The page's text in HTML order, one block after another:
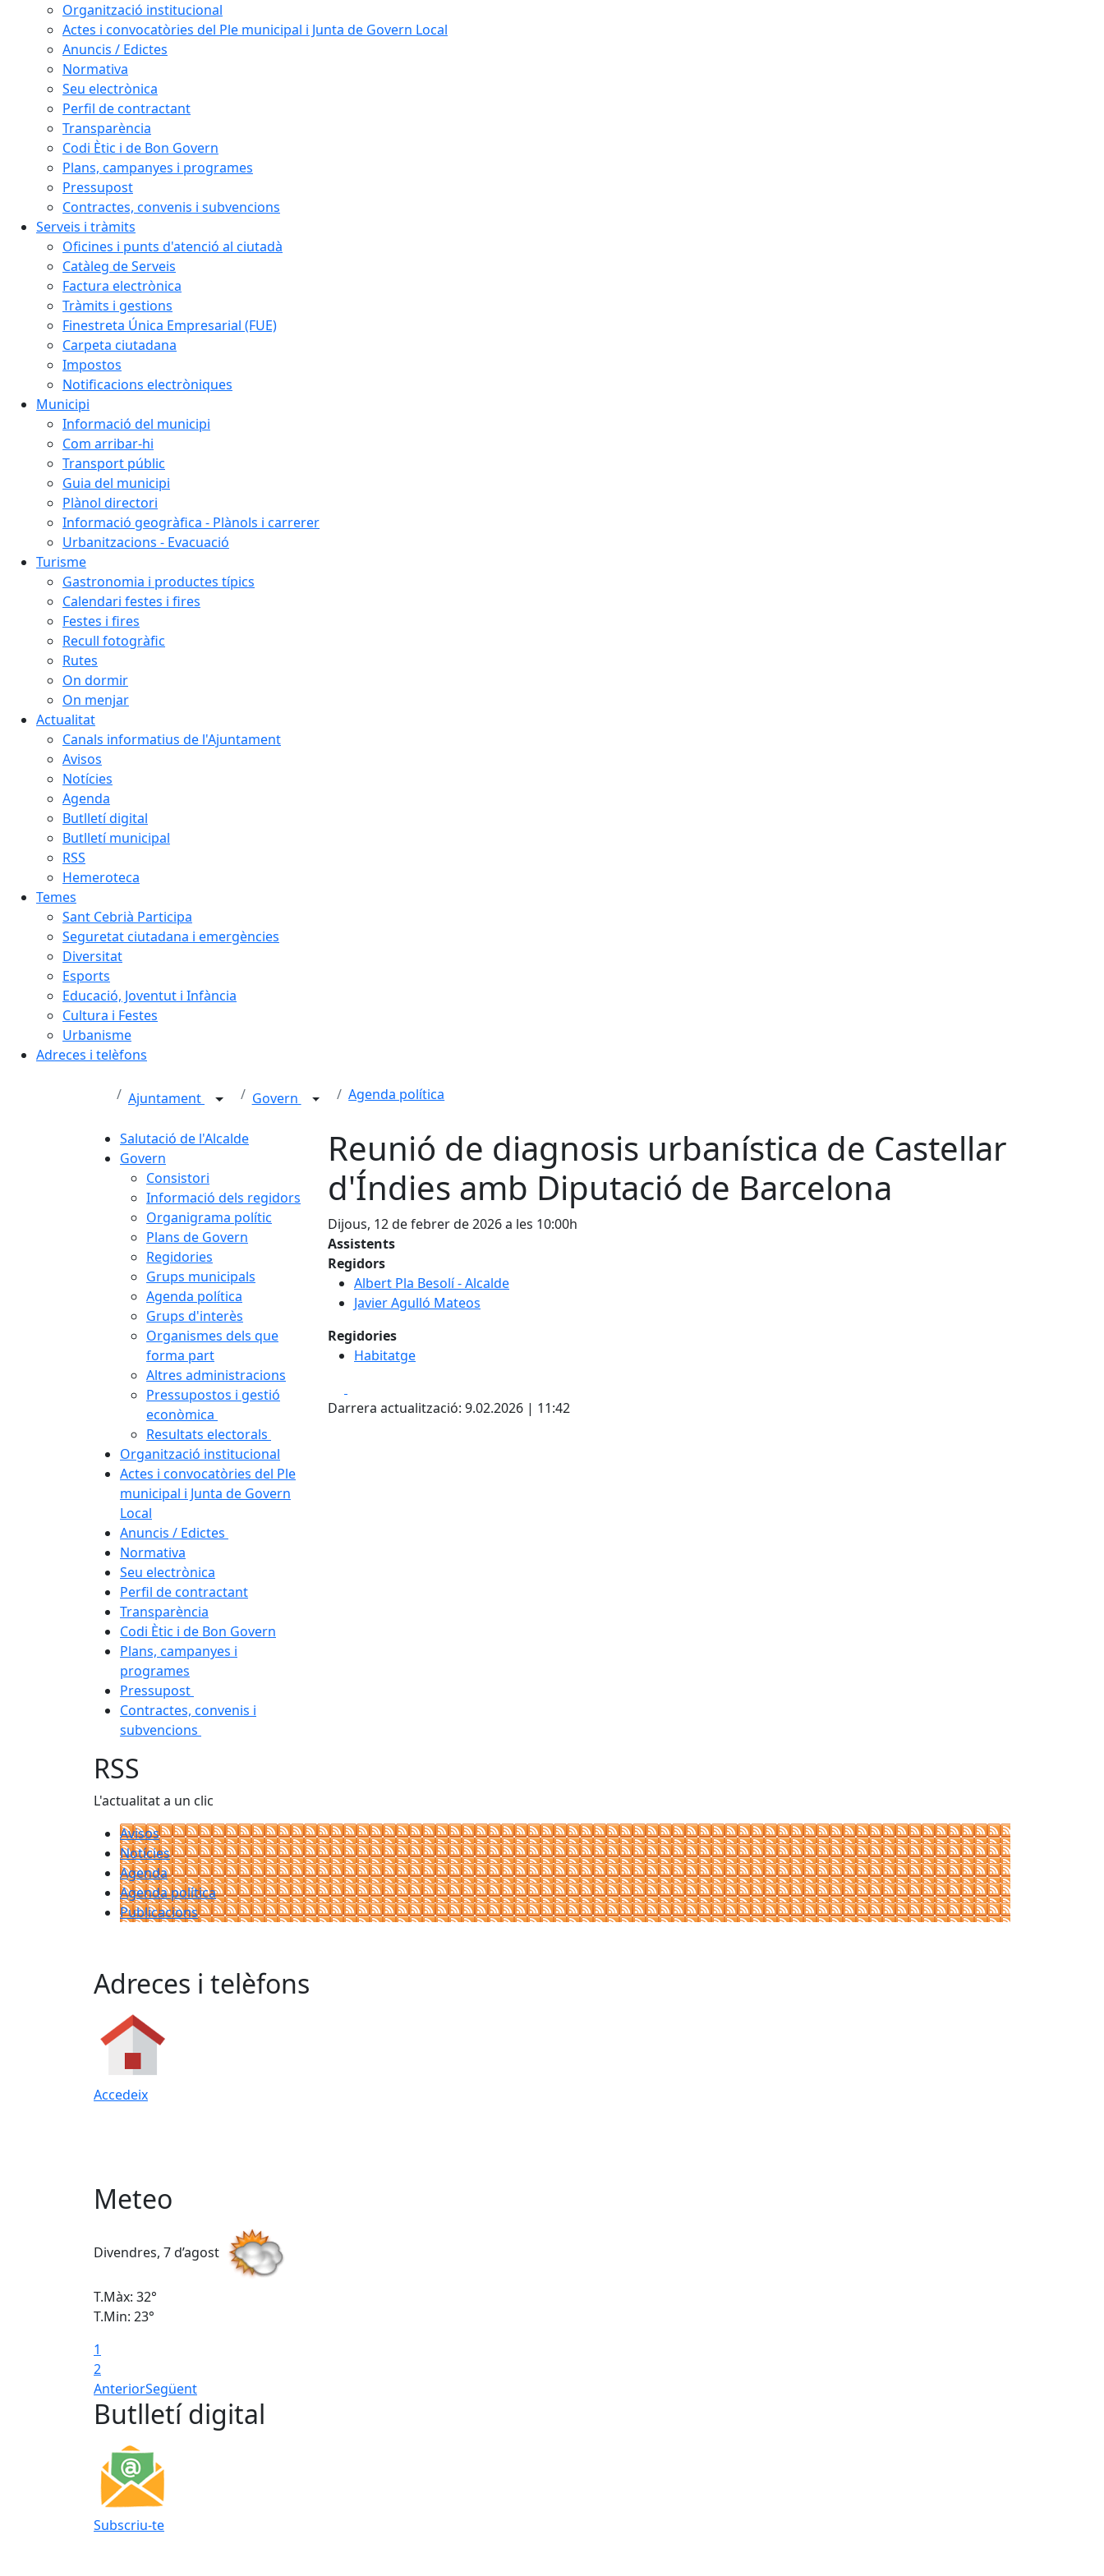
Organització institucional
Actes i convocatòries del Ple municipal i Junta de Govern Local
Anuncis / Edictes
Normativa
Seu electrònica
Perfil de contractant
Transparència
Codi Ètic i de Bon Govern
Plans, campanyes i programes
Pressupost
Contractes, convenis i subvencions
Serveis i tràmits
Oficines i punts d'atenció al ciutadà
Catàleg de Serveis
Factura electrònica
Tràmits i gestions
Finestreta Única Empresarial (FUE)
Carpeta ciutadana
Impostos
Notificacions electròniques
Municipi
Informació del municipi
Com arribar-hi
Transport públic
Guia del municipi
Plànol directori
Informació geogràfica - Plànols i carrerer
Urbanitzacions - Evacuació
Turisme
Gastronomia i productes típics
Calendari festes i fires
Festes i fires
Recull fotogràfic
Rutes
On dormir
On menjar
Actualitat
Canals informatius de l'Ajuntament
Avisos
Notícies
Agenda
Butlletí digital
Butlletí municipal
RSS
Hemeroteca
Temes
Sant Cebrià Participa
Seguretat ciutadana i emergències
Diversitat
Esports
Educació, Joventut i Infància
Cultura i Festes
Urbanisme
Adreces i telèfons
Ajuntament Govern Agenda política
Salutació de l'Alcalde
Govern
Consistori
Informació dels regidors
Organigrama polític
Plans de Govern
Regidories
Grups municipals
Agenda política
Grups d'interès
Organismes dels que
forma part
Altres administracions
Pressupostos i gestió
econòmica
Resultats electorals
Organització institucional
Actes i convocatòries del Ple
municipal i Junta de Govern
Local
Anuncis / Edictes
Normativa
Seu electrònica
Perfil de contractant
Transparència
Codi Ètic i de Bon Govern
Plans, campanyes i
programes
Pressupost
Contractes, convenis i
subvencions
Reunió de diagnosis urbanística de Castellar
d'Índies amb Diputació de Barcelona
Dijous, 12 de febrer de 2026 a les 10:00h
Assistents
Regidors
Albert Pla Besolí - Alcalde
Javier Agulló Mateos
Regidories
Habitatge
Darrera actualització: 9.02.2026 | 11:42
RSS
L'actualitat a un clic
Avisos
Notícies
Agenda
Agenda política
Publicacions
Adreces i telèfons
Accedeix
Meteo
Divendres, 7 d’agost
T.Màx: 32°
T.Min: 23°
1
2
AnteriorSegüent
Butlletí digital
Subscriu-te